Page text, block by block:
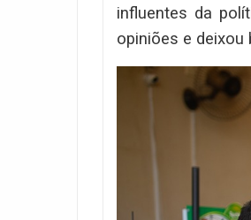
influentes da
opiniões e